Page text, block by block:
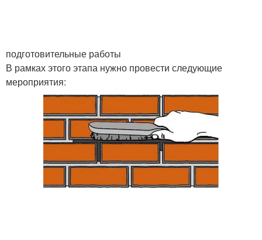
подготовительные работы
В рамках этого этапа нужно провести следующие
мероприятия: